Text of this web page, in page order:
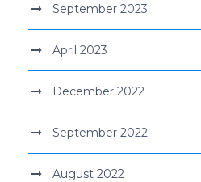
September 2023
April 2023
December 2022
September 2022
August 2022